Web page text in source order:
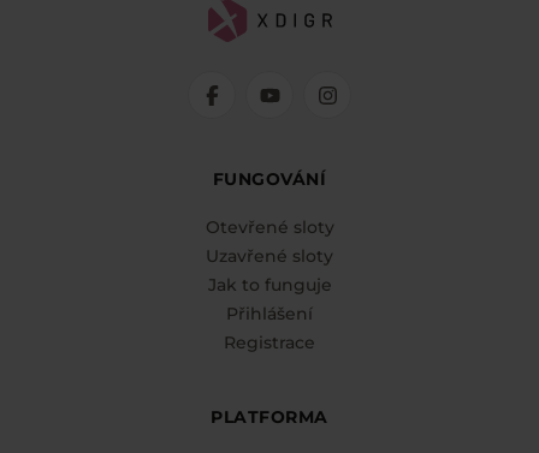
FUNGOVÁNÍ
Otevřené sloty
Uzavřené sloty
Jak to funguje
Přihlášení
Registrace
PLATFORMA